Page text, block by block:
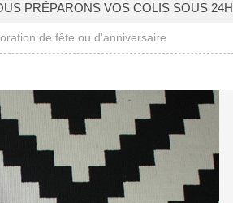
PRÉPARONS VOS COLIS SOUS
de fête ou d'anniversaire